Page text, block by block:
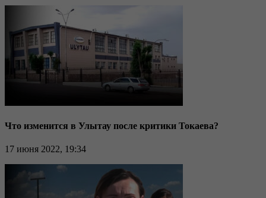
Что изменится в Улытау после критики Токаева?
17 июня 2022, 19:34